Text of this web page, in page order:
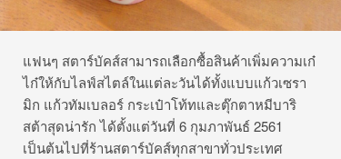
แฟนๆ สตาร์บัคส์สามารถเลือกซื้อสินค้าเพิ่มความเก๋
ไก๋ให้กับไลฟ์สไตล์ในแต่ละวันได้ทั้งแบบแก้วเซรา
มิก แก้วทัมเบลอร์ กระเป๋าโท้ทและตุ๊กตาหมีบาริ
สต้าสุดน่ารัก ได้ตั้งแต่วันที่ 6 กุมภาพันธ์ 2561
เป็นต้นไปที่ร้านสตาร์บัคส์ทุกสาขาทั่วประเทศ